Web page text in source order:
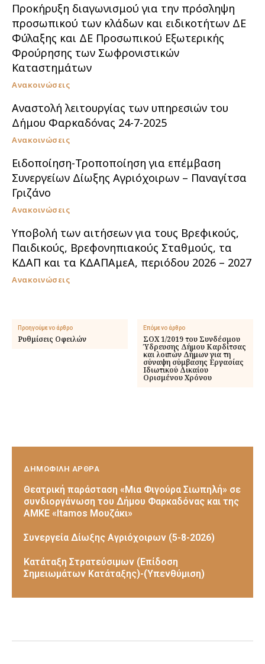
Προκήρυξη διαγωνισμού για την πρόσληψη
προσωπικού των κλάδων και ειδικοτήτων ΔΕ
Φύλαξης και ΔΕ Προσωπικού Εξωτερικής
Φρούρησης των Σωφρονιστικών
Καταστημάτων
Ανακοινώσεις
Αναστολή λειτουργίας των υπηρεσιών του
Δήμου Φαρκαδόνας 24-7-2025
Ανακοινώσεις
Ειδοποίηση-Τροποποίηση για επέμβαση
Συνεργείων Δίωξης Αγριόχοιρων – Παναγίτσα
Γριζάνο
Ανακοινώσεις
Υποβολή των αιτήσεων για τους Βρεφικούς,
Παιδικούς, Βρεφονηπιακούς Σταθμούς, τα
ΚΔΑΠ και τα ΚΔΑΠΑμεΑ, περιόδου 2026 – 2027
Ανακοινώσεις
Προηγούμενο άρθρο
Ρυθμίσεις Οφειλών
Επόμενο άρθρο
ΣΟΧ 1/2019 του Συνδέσμου
Ύδρευσης Δήμου Καρδίτσας
και λοιπών Δήμων για τη
σύναψη σύμβασης Εργασίας
Ιδιωτικού Δικαίου
Ορισμένου Χρόνου
ΔΗΜΟΦΙΛΗ ΑΡΘΡΑ
Θεατρική παράσταση «Μια Φιγούρα Σιωπηλή» σε
συνδιοργάνωση του Δήμου Φαρκαδόνας και της
ΑΜΚΕ «Itamos Μουζάκι»
Συνεργεία Δίωξης Αγριόχοιρων (5-8-2026)
Κατάταξη Στρατεύσιμων (Επίδοση
Σημειωμάτων Κατάταξης)-(Υπενθύμιση)